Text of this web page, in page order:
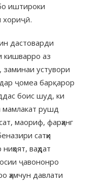
иштироки
хориҷӣ.
дастоварди
кишварро аз
устувори
ҷомеа барқарор
боис шуд, ки
мамлакат рушд
маориф, фарҳанг
сатҳи
ваҳдат
ҷавононро
ҳамчун давлати